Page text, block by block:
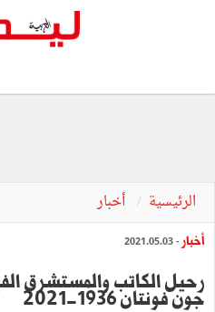
الرئيسية أخبار
أخبار - 2021.05.03
رحيل الكاتب والمستشرق
جون فونتان 1936-2021